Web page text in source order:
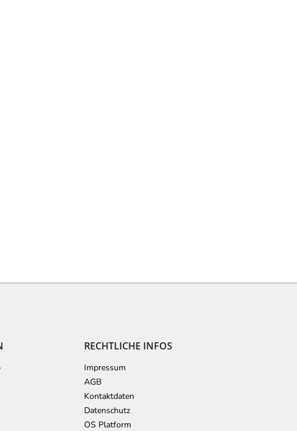
RECHTLICHE INFOS
Impressum
AGB
Kontaktdaten
Datenschutz
OS Platform